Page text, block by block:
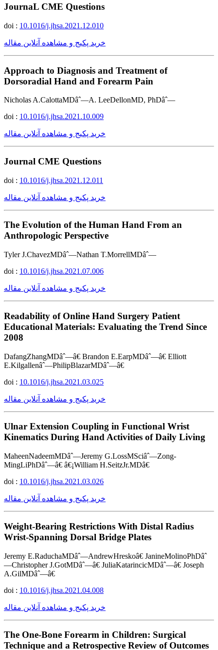
JournaL CME Questions
doi : 10.1016/j.jhsa.2021.12.010
خرید پکیج و مشاهده آنلاین مقاله
Approach to Diagnosis and Treatment of
Dorsoradial Hand and Forearm Pain
Nicholas A.CalottaMDâˆ—A. LeeDellonMD, PhDâˆ—
doi : 10.1016/j.jhsa.2021.10.009
خرید پکیج و مشاهده آنلاین مقاله
Journal CME Questions
doi : 10.1016/j.jhsa.2021.12.011
خرید پکیج و مشاهده آنلاین مقاله
The Evolution of the Human Hand From an
Anthropologic Perspective
Tyler J.ChavezMDâˆ—Nathan T.MorrellMDâˆ—
doi : 10.1016/j.jhsa.2021.07.006
خرید پکیج و مشاهده آنلاین مقاله
Readability of Online Hand Surgery Patient
Educational Materials: Evaluating the Trend Since
2008
DafangZhangMDâˆ—â€ Brandon E.EarpMDâˆ—â€ Elliott
E.Kilgallenâˆ—PhilipBlazarMDâˆ—â€
doi : 10.1016/j.jhsa.2021.03.025
خرید پکیج و مشاهده آنلاین مقاله
Ulnar Extension Coupling in Functional Wrist
Kinematics During Hand Activities of Daily Living
MaheenNadeemMDâˆ—Jeremy G.LossMSciâˆ—Zong-
MingLiPhDâˆ—â€ â€¡William H.SeitzJr.MDâ€
doi : 10.1016/j.jhsa.2021.03.026
خرید پکیج و مشاهده آنلاین مقاله
Weight-Bearing Restrictions With Distal Radius
Wrist-Spanning Dorsal Bridge Plates
Jeremy E.RaduchaMDâˆ—AndrewHreskoâ€ JanineMolinoPhDâˆ
—Christopher J.GotMDâˆ—â€ JuliaKatarincicMDâˆ—â€ Joseph
A.GilMDâˆ—â€
doi : 10.1016/j.jhsa.2021.04.008
خرید پکیج و مشاهده آنلاین مقاله
The One-Bone Forearm in Children: Surgical
Technique and a Retrospective Review of Outcomes